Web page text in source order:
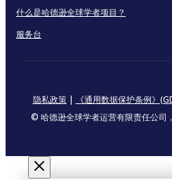
什么是哈德逊全球学者项目？
服务台
隐私政策| 《通用数据保护条例》
© 哈德逊全球学者运营有限责任公司